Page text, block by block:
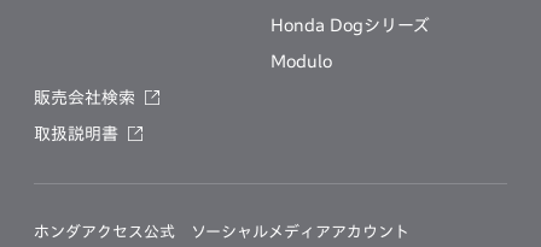
Honda Dogシリーズ
Modulo
販売会社検索
取扱説明書
ホンダアクセス公式 ソーシャルメディアアカウント